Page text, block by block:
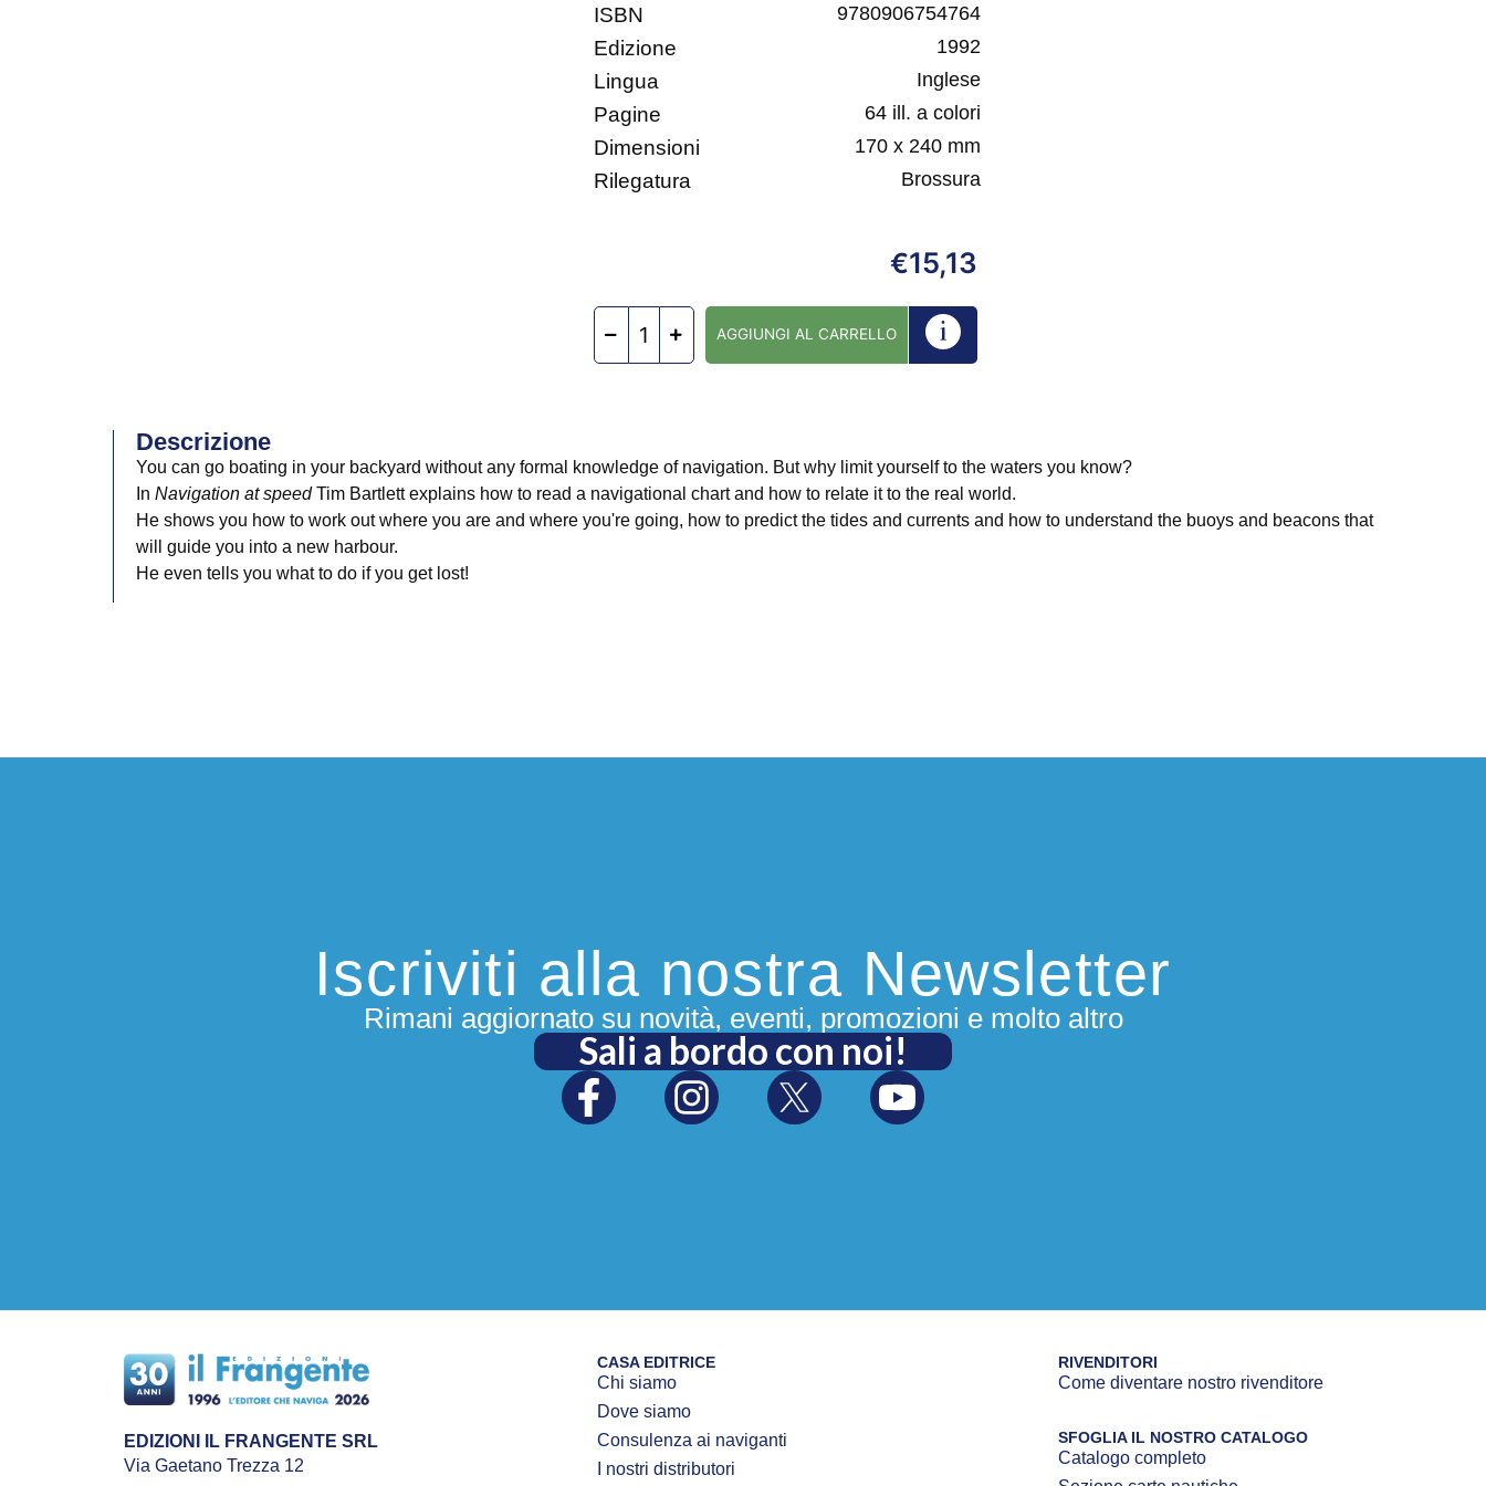
ISBN 9780906754764
Edizione 1992
Lingua Inglese
Pagine 64 ill. a colori
Dimensioni 170 x 240 mm
Rilegatura Brossura
€15,13
AGGIUNGI AL CARRELLO
Descrizione
You can go boating in your backyard without any formal knowledge of navigation. But why limit yourself to the waters you know?
In Navigation at speedTim Bartlett explains how to read a navigational chart and how to relate it to the real world.
He shows you how to work out where you are and where you're going, how to predict the tides and currents and how to understand the buoys and beacons that
will guide you into a new harbour.
He even tells you what to do if you get lost!
Iscriviti alla nostra Newsletter
Rimani aggiornato su novità, eventi, promozioni e molto altro
Sali a bordo con noi!
EDIZIONI IL FRANGENTE SRL
Via Gaetano Trezza 12
CASA EDITRICE
Chi siamo
Dove siamo
Consulenza ai naviganti
I nostri distributori
RIVENDITORI
Come diventare nostro rivenditore
SFOGLIA IL NOSTRO CATALOGO
Catalogo completo